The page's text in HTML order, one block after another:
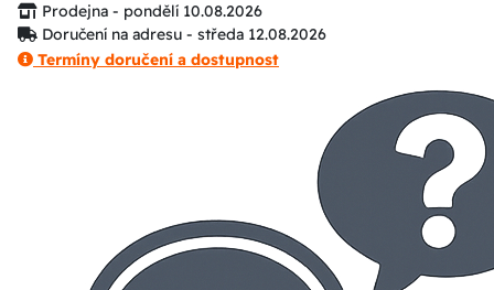
Prodejna - pondělí 10.08.2026
Doručení na adresu - středa 12.08.2026
Termíny doručení a dostupnost